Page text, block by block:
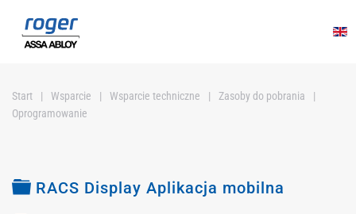
Przejdź do głównej treści
Start Wsparcie Wsparcie techniczne
Zasoby do pobrania
Oprogramowanie
Folder
RACS Display Aplikacja mobilna